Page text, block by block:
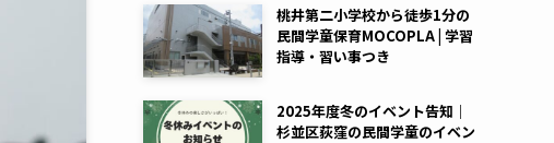
桃井第二小学校から徒歩1分の
民間学童保育MOCOPLA | 学習
指導・習い事つき
2025年度冬のイベント告知｜
杉並区荻窪の民間学童のイベン